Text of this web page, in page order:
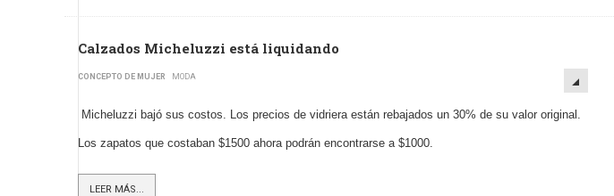
Calzados Micheluzzi está liquidando
CONCEPTO DE MUJER MODA
Micheluzzi bajó sus costos. Los precios de vidriera están rebajados un 30% de su valor original.
Los zapatos que costaban $1500 ahora podrán encontrarse a $1000.
LEER MÁS...